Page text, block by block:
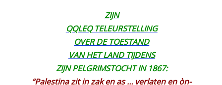
ZIJN
QQLEQ TELEURSTELLING
OVER DE TOESTAND
VAN HET LAND TIJDENS
ZIJN PELGRIMSTOCHT IN 1867:
“Palestina zit in zak en as … verlaten en òn-